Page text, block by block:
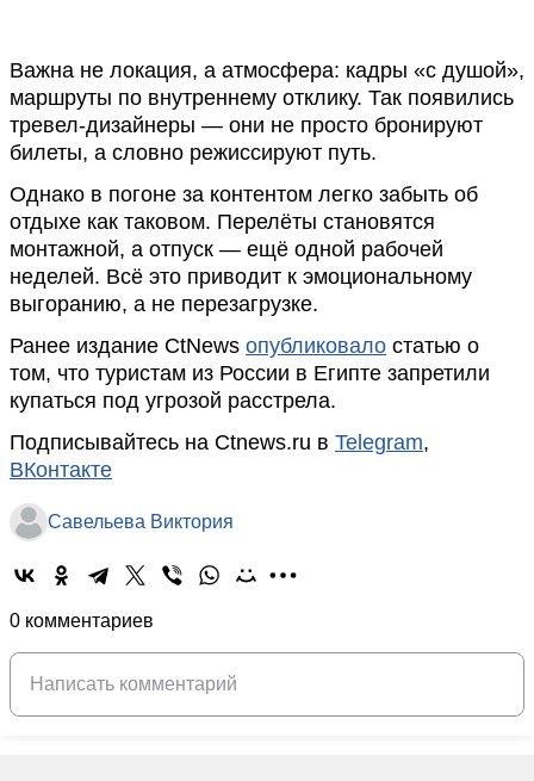
Важна не локация, а атмосфера: кадры «с душой»,
маршруты по внутреннему отклику. Так появились
тревел-дизайнеры — они не просто бронируют
билеты, а словно режиссируют путь.
Однако в погоне за контентом легко забыть об
отдыхе как таковом. Перелёты становятся
монтажной, а отпуск — ещё одной рабочей
неделей. Всё это приводит к эмоциональному
выгоранию, а не перезагрузке.
Ранее издание CtNews опубликовало статью о
том, что туристам из России в Египте запретили
купаться под угрозой расстрела.
Подписывайтесь на Ctnews.ru в Telegram,
ВКонтакте
Савельева Виктория
0 комментариев